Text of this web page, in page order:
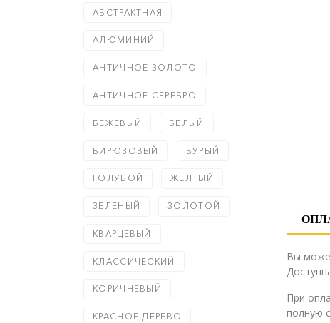
АБСТРАКТНАЯ
АЛЮМИНИЙ
АНТИЧНОЕ ЗОЛОТО
АНТИЧНОЕ СЕРЕБРО
БЕЖЕВЫЙ БЕЛЫЙ
БИРЮЗОВЫЙ БУРЫЙ
ГОЛУБОЙ ЖЕЛТЫЙ
ЗЕЛЕНЫЙ ЗОЛОТОЙ
КВАРЦЕВЫЙ
КЛАССИЧЕСКИЙ
КОРИЧНЕВЫЙ
КРАСНОЕ ДЕРЕВО
Вы
При
полную